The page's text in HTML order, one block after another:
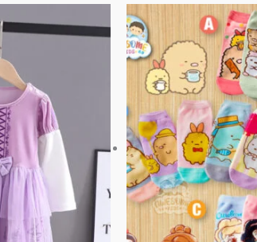
產
種
款
式。
價
格
範
圍：
$45
到
$85